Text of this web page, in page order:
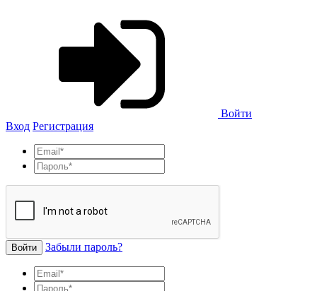
Войти
Вход Регистрация
Войти Забыли пароль?